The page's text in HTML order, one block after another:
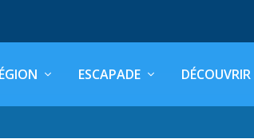
ESCAPADE DÉCOUVRIR